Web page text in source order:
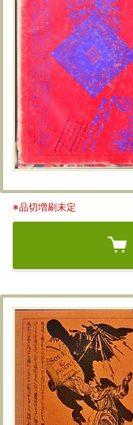
※品切増刷未定